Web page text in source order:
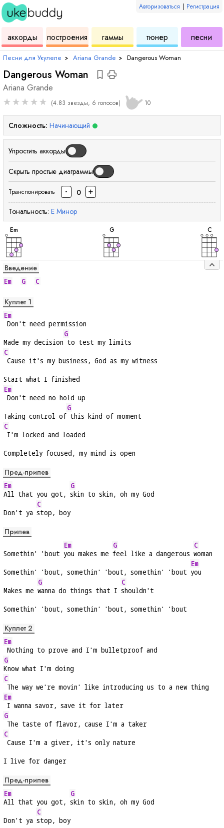
Авторизоваться | Регистрация
аккорды
для
укулеле
инструмент
для
построения
аккордов
гаммы
для
укулелетюнер
для
укулелепесни
Песни для Укулеле › Ariana Grande › Dangerous Woman
Dangerous Woman
Ariana Grande
★★★★★ (4.83 звезды, 6 голосов) 10
Сложность: Начинающий
Упростить аккорды
Скрыть простые диаграммы
Транспонировать - 0 +
Тональность: E Минор
Em
аккорд
G
аккорд
C
Введение
Em G C
Куплет 1
Em
Don't need permission
Made my decision
G
to test my limits
C
Cause it's my business, God as my witness
Start what I finished
Em
Don't need no hold up
Taking control of
G
this kind of moment
C
I'm locked and loaded
Completely focused, my mind is open
Пред-припев
Em
All that you got,
G
skin to skin, oh my God
Don't ya
C
stop, boy
Припев
Somethin' 'bout
Em
you makes me
G
feel like a dangerous
C
woman
Somethin' 'bout, somethin' 'bout, somethin' 'bout
Em
you
Makes me
G
wanna do things that I
C
shouldn't
Somethin' 'bout, somethin' 'bout, somethin' 'bout
Куплет 2
Em
Nothing to prove and I'm bulletproof and
G
Know what I'm doing
C
The way we're movin' like introducing us to a new thing
Em
I wanna savor, save it for later
G
The taste of flavor, cause I'm a taker
C
Cause I'm a giver, it's only nature
I live for danger
Пред-припев
Em
All that you got,
G
skin to skin, oh my God
Don't ya
C
stop, boy